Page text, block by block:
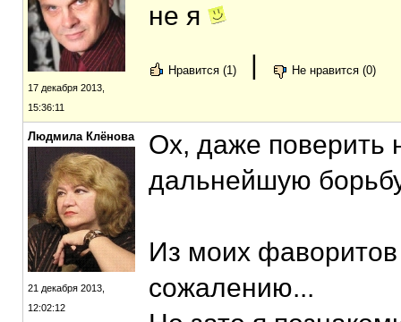
17 декабря 2013,
15:36:11
не я
Нравится (1) Не нравится (0)
Людмила Клёнова
21 декабря 2013,
12:02:12
Ох, даже поверить
дальнейшую
Из моих фаворитов
сожалению...